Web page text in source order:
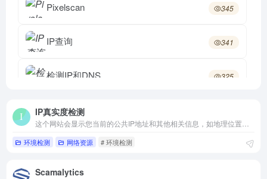
Pixelscan 345
IP查询 341
检测IP和DNS 325
IP真实度检测
IP真实度检测
环境检测 网络资源 # 环境检测
Scamalytics